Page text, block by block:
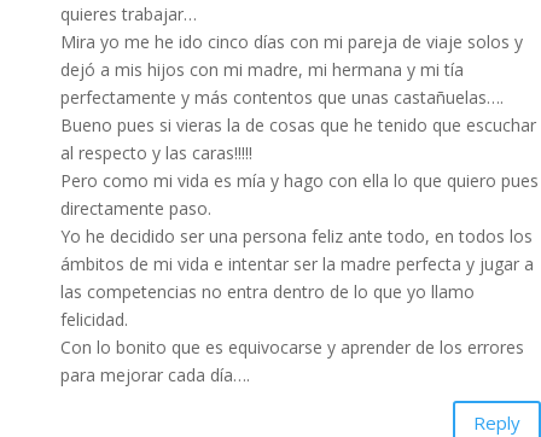
quieres trabajar…
Mira yo me he ido cinco días con mi pareja de viaje solos y
dejó a mis hijos con mi madre, mi hermana y mi tía
perfectamente y más contentos que unas castañuelas….
Bueno pues si vieras la de cosas que he tenido que escuchar
al respecto y las caras!!!!!
Pero como mi vida es mía y hago con ella lo que quiero pues
directamente paso.
Yo he decidido ser una persona feliz ante todo, en todos los
ámbitos de mi vida e intentar ser la madre perfecta y jugar a
las competencias no entra dentro de lo que yo llamo
felicidad.
Con lo bonito que es equivocarse y aprender de los errores
para mejorar cada día….
Reply